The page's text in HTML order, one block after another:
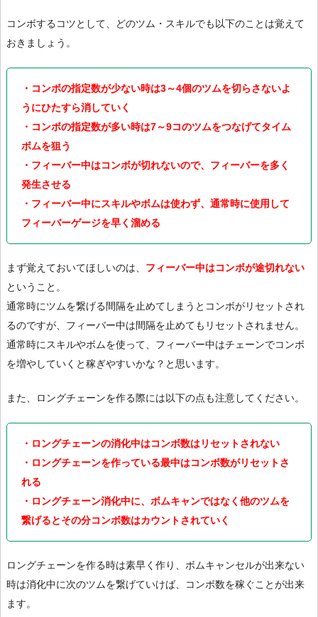
コンボするコツとして、どのツム・スキルでも以下のことは覚えて
おきましょう。
・コンボの指定数が少ない時は3～4個のツムを切らさないよ
うにひたすら消していく
・コンボの指定数が多い時は7～9コのツムをつなげてタイム
ボムを狙う
・フィーバー中はコンボが切れないので、フィーバーを多く
発生させる
・フィーバー中にスキルやボムは使わず、通常時に使用して
フィーバーゲージを早く溜める
まず覚えておいてほしいのは、 フィーバー中はコンボが途切れない
ということ。
通常時にツムを繋げる間隔を止めてしまうとコンボがリセットされ
るのですが、フィーバー中は間隔を止めてもリセットされません。
通常時にスキルやボムを使って、フィーバー中はチェーンでコンボ
を増やしていくと稼ぎやすいかな？と思います。
また、ロングチェーンを作る際には以下の点も注意してください。
・ロングチェーンの消化中はコンボ数はリセットされない
・ロングチェーンを作っている最中はコンボ数がリセットさ
れる
・ロングチェーン消化中に、ボムキャンではなく他のツムを
繋げるとその分コンボ数はカウントされていく
ロングチェーンを作る時は素早く作り、ボムキャンセルが出来ない
時は消化中に次のツムを繋げていけば、コンボ数を稼ぐことが出来
ます。